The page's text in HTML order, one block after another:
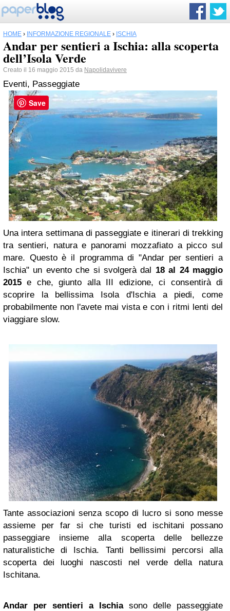
HOME › INFORMAZIONE REGIONALE › ISCHIA
Andar per sentieri a Ischia: alla scoperta
dell’Isola Verde
Creato il 16 maggio 2015 da Napolidavivere
Eventi, Passeggiate
Una intera settimana di passeggiate e itinerari di trekking
tra sentieri, natura e panorami mozzafiato a picco sul
mare. Questo è il programma di "Andar per sentieri a
Ischia" un evento che si svolgerà dal 18 al 24 maggio
2015 e che, giunto alla III edizione, ci consentirà di
scoprire la bellissima Isola d'Ischia a piedi, come
probabilmente non l'avete mai vista e con i ritmi lenti del
viaggiare slow.
Tante associazioni senza scopo di lucro si sono messe
assieme per far si che turisti ed ischitani possano
passeggiare insieme alla scoperta delle bellezze
naturalistiche di Ischia. Tanti bellissimi percorsi alla
scoperta dei luoghi nascosti nel verde della natura
Ischitana.
Andar per sentieri a Ischiasono delle passeggiate
Save